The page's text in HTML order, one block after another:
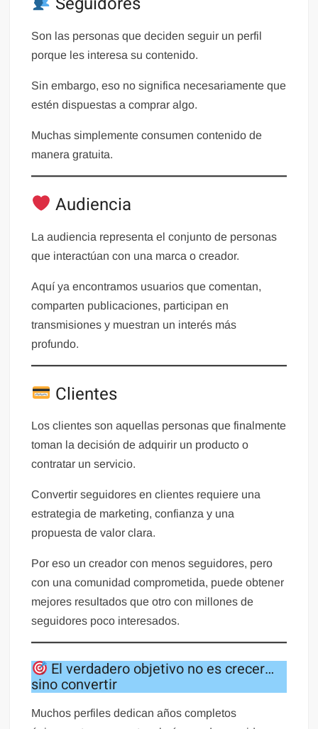
Son las personas que deciden seguir un perfil
porque les interesa su contenido.
Sin embargo, eso no significa necesariamente que
estén dispuestas a comprar algo.
Muchas simplemente consumen contenido de
manera gratuita.
Audiencia
La audiencia representa el conjunto de personas
que interactúan con una marca o creador.
Aquí ya encontramos usuarios que comentan,
comparten publicaciones, participan en
transmisiones y muestran un interés más
profundo.
Clientes
Los clientes son aquellas personas que finalmente
toman la decisión de adquirir un producto o
contratar un servicio.
Convertir seguidores en clientes requiere una
estrategia de marketing, confianza y una
propuesta de valor clara.
Por eso un creador con menos seguidores, pero
con una comunidad comprometida, puede obtener
mejores resultados que otro con millones de
seguidores poco interesados.
El verdadero objetivo no es crecer…
sino convertir
Muchos perfiles dedican años completos